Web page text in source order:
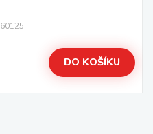
DO KOŠÍKU